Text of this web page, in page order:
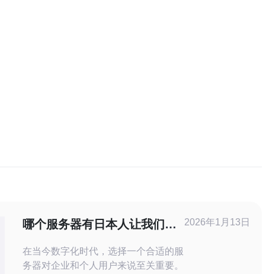
哪个服务器有日本人让我们一
在当今数字化时代，选择一个合适的服
务器对企业和个人用户来说至关重要。
2026年1月13日